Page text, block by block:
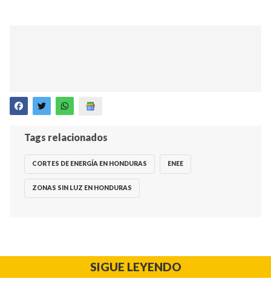
Tags relacionados
CORTES DE ENERGÍA EN HONDURAS ENEE
ZONAS SIN LUZ EN HONDURAS
SIGUE LEYENDO